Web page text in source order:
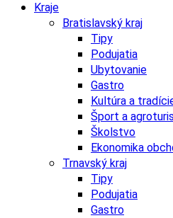
Kraje
Bratislavský kraj
Tipy
Podujatia
Ubytovanie
Gastro
Kultúra a
Šport a
Školstvo
Ekonomika
Trnavský kraj
Tipy
Podujatia
Gastro